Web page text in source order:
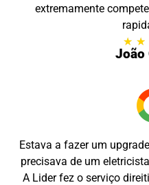
extremamente
★ ★
João
Estava a fazer um
precisava de um
A Lider fez o serviço